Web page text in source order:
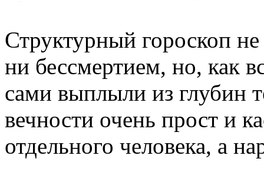
Структурный гороскоп
ни бессмертием, но, как
сами выплыли из глубин
вечности очень прост и
отдельного человека, а